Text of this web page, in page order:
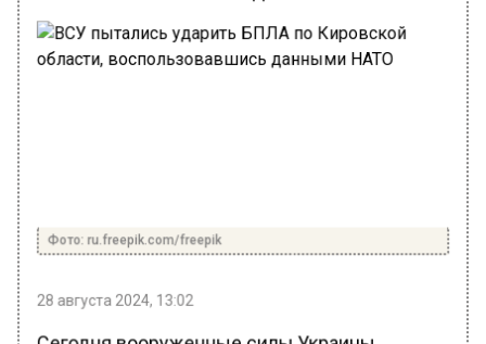
Фото: ru.freepik.com/freepik
28 августа 2024, 13:02
Сегодня вооруженные силы Украины